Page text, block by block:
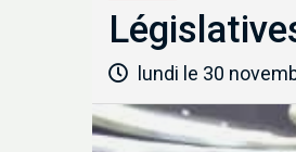
lundi le 30